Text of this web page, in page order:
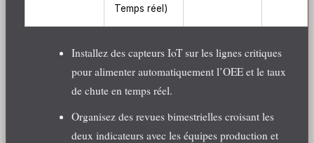
Temps réel)
Installez des capteurs IoT sur les lignes critiques
pour alimenter automatiquement l’OEE et le taux
de chute en temps réel.
Organisez des revues bimestrielles croisant les
deux indicateurs avec les équipes production et